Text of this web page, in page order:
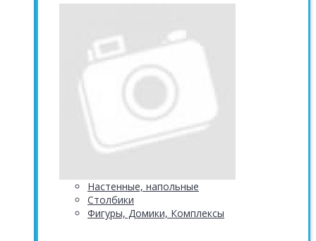
Настенные, напольные
Столбики
Фигуры, Домики, Комплексы